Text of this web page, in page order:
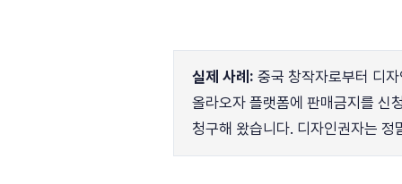
실제 사례: 중국 창작자로부터 디
올라오자 플랫폼에 판매금지를 신
청구해 왔습니다. 디자인권자는 정